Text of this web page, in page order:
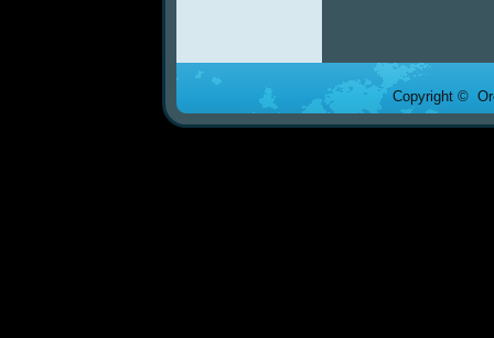
Copyright ©